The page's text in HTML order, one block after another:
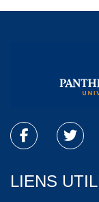
LIENS